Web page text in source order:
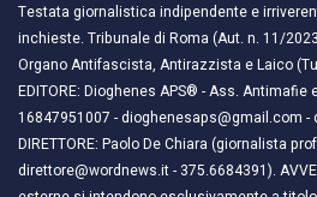
Testata giornalistica indipendente e
inchieste. Tribunale di Roma (Aut. n. 11/
Organo Antifascista, Antirazzista e Laico
EDITORE: Dioghenes APS® - Ass. Antimafie
16847951007 - dioghenesaps@gmail.com -
DIRETTORE: Paolo De Chiara (giornalista
direttore@wordnews.it - ​​375.6684391).